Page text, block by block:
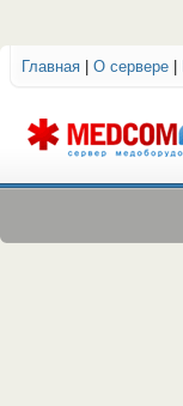
Главная О сервере